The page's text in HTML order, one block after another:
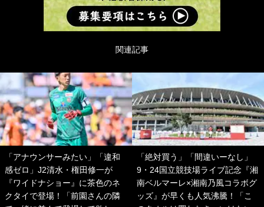
関連記事
「アナウンサーみたい」「違和
感ゼロ」J2清水・権田修一が
『ワイドナショー』に茶色のネ
クタイで登場！「前園さんの隣
「絶対買う」「間違いーなし」
9・24国立競技場ライブ記念『湘
南ベルマーレ×湘南乃風コラボグ
ッズ』が早くも人気沸騰！「こ